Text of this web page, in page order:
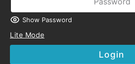
Show Password
Lite Mode
Login